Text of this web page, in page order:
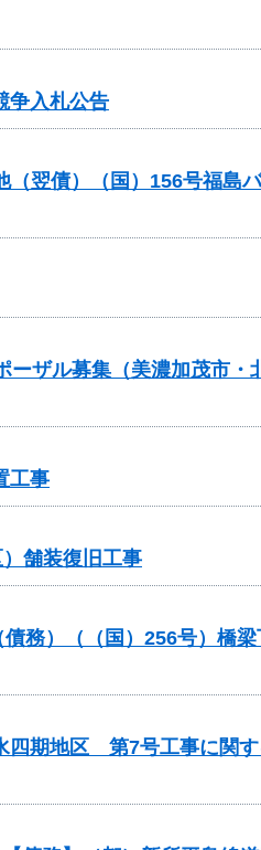
争入札公告
翌債）（国）156号福島
ザル募集（美濃加茂市・
工事
舗装復旧工事
務）（（国）256号）橋
四期地区 第7号工事に関